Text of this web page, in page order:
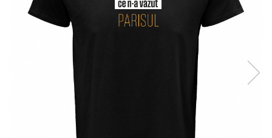
Șepci și căciuli
Simboluri tradiționale
Tricouri cu mesaje de bine